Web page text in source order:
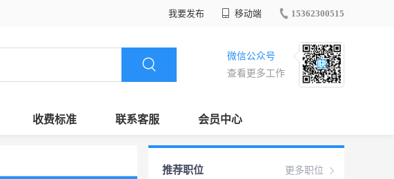
我要发布 移动端 15362300515
微信公众号
查看更多工作
收费标准 联系客服 会员中心
更多职位
推荐职位